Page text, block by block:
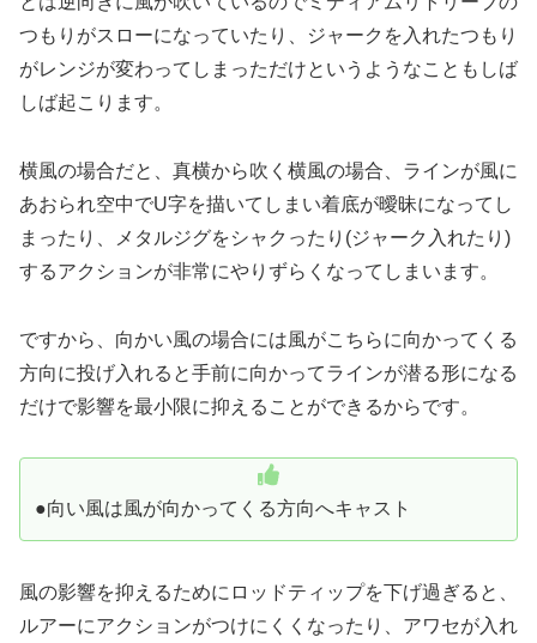
つもりがスローになっていたり、ジャークを入れたつもり
がレンジが変わってしまっただけというようなこともしば
しば起こります。
横風の場合だと、真横から吹く横風の場合、ラインが風に
あおられ空中でU字を描いてしまい着底が曖昧になってし
まったり、メタルジグをシャクったり(ジャーク入れたり)
するアクションが非常にやりずらくなってしまいます。
ですから、向かい風の場合には風がこちらに向かってくる
方向に投げ入れると手前に向かってラインが潜る形になる
だけで影響を最小限に抑えることができるからです。
●向い風は風が向かってくる方向へキャスト
風の影響を抑えるためにロッドティップを下げ過ぎると、
ルアーにアクションがつけにくくなったり、アワセが入れ